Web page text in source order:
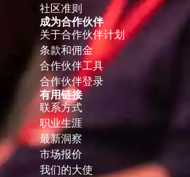
社区准则
成为合作伙伴
关于合作伙伴计划
条款和佣金
合作伙伴工具
合作伙伴登录
有用链接
联系方式
职业生涯
最新洞察
市场报价
我们的大使